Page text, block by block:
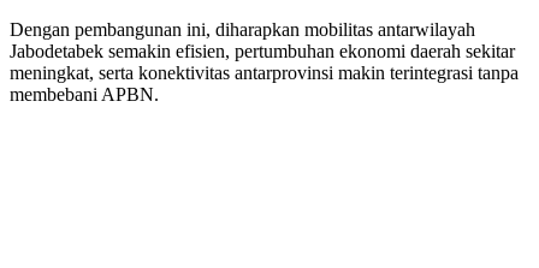
Dengan pembangunan ini, diharapkan mobilitas antarwilayah
Jabodetabek semakin efisien, pertumbuhan ekonomi daerah sekitar
meningkat, serta konektivitas antarprovinsi makin terintegrasi tanpa
membebani APBN.